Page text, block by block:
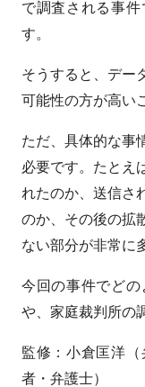
で調査される事
す。
そうすると、デー
可能性の方が高い
ただ、具体的な事
必要です。たとえ
れたのか、送信さ
のか、その後の拡
ない部分が非常に
今回の事件でど
や、家庭裁判所の
監修：小倉匡洋
者・弁護士）